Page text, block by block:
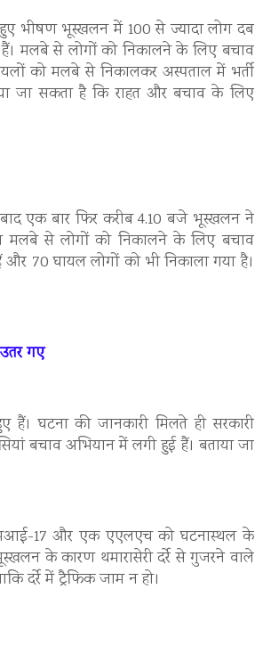
हुए भीषण भूस्खलन में 100 से ज्यादा लोग दब
मलबे से लोगों को निकालने के लिए बचाव
को मलबे से निकालकर अस्पताल में भर्ती
जा सकता है कि राहत और बचाव के लिए
एक बार फिर करीब 4.10 बजे भूस्खलन ने
मलबे से लोगों को निकालने के लिए बचाव
70 घायल लोगों को भी निकाला गया है।
गए
घटना की जानकारी मिलते ही सरकारी
​​बचाव अभियान में लगी हुई हैं। बताया जा
17 और एक एएलएच को घटनास्थल के
के कारण थमारासेरी दर्रे से गुजरने वाले
दर्रे में ट्रैफिक जाम न हो।